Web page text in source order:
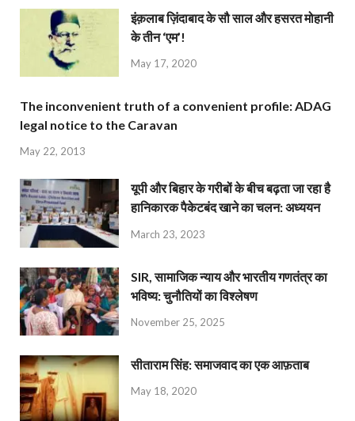
इंक़लाब ज़िंदाबाद के सौ साल और हसरत मोहानी
के तीन ‘एम’!
May 17, 2020
The inconvenient truth of a convenient profile: ADAG
legal notice to the Caravan
May 22, 2013
यूपी और बिहार के गरीबों के बीच बढ़ता जा रहा है
हानिकारक पैकेटबंद खाने का चलन: अध्ययन
March 23, 2023
SIR, सामाजिक न्याय और भारतीय गणतंत्र का
भविष्य: चुनौतियों का विश्लेषण
November 25, 2025
सीताराम सिंह: समाजवाद का एक आफ़ताब
May 18, 2020